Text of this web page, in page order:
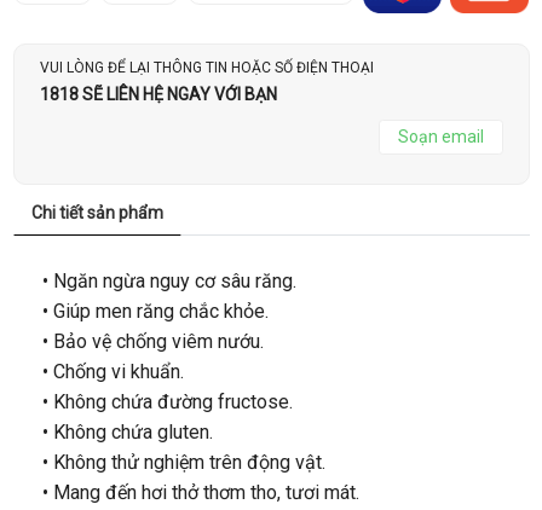
VUI LÒNG ĐỂ LẠI THÔNG TIN HOẶC SỐ ĐIỆN THOẠI
1818 SẼ LIÊN HỆ NGAY VỚI BẠN
Soạn email
Chi tiết sản phẩm
• Ngăn ngừa nguy cơ sâu răng.
• Giúp men răng chắc khỏe.
• Bảo vệ chống viêm nướu.
• Chống vi khuẩn.
• Không chứa đường fructose.
• Không chứa gluten.
• Không thử nghiệm trên động vật.
• Mang đến hơi thở thơm tho, tươi mát.